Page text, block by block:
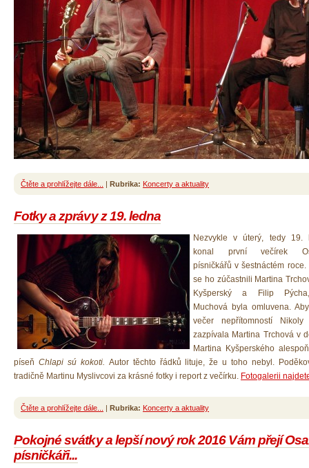
Čtěte a prohlížejte dále... | Rubrika: Koncerty a aktuality
Fotky a zprávy z 19. ledna
Nezvykle v úterý, tedy 19.
konal první večírek
písničkářů v šestnáctém
se ho zúčastnili Martina
Kyšperský a Filip
Muchová byla omluvena.
večer nepřítomností Nikoly
zazpívala Martina Trchová v
Martina Kyšperského
píseň Chlapi sú kokoti. Autor těchto řádků lituje, že u toho nebyl.
tradičně Martinu Myslivcovi za krásné fotky i report z večírku. Fotogalerii
Čtěte a prohlížejte dále... | Rubrika: Koncerty a aktuality
Pokojné svátky a lepší nový rok 2016 Vám přejí
písničkáři...